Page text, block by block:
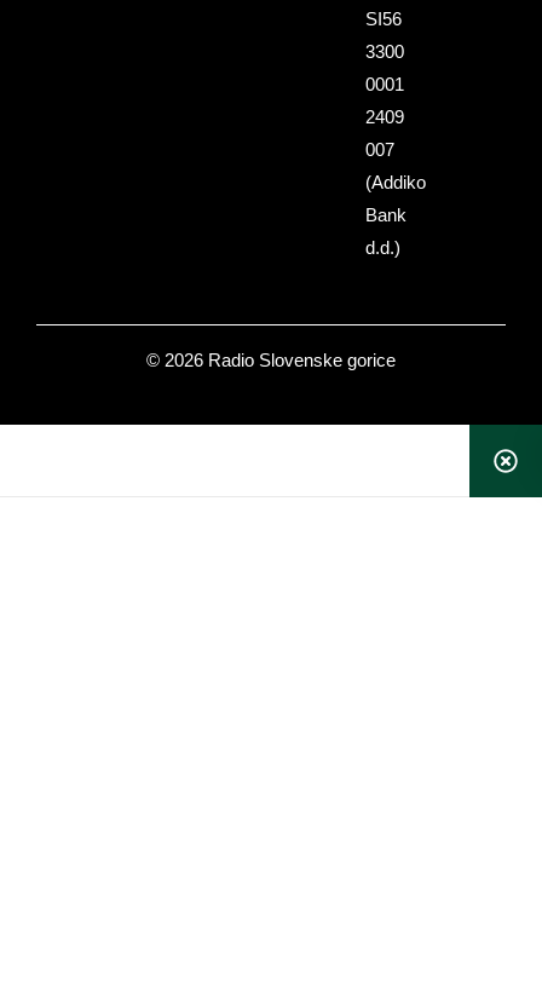
SI56
3300
0001
2409
007
(Addiko
Bank
d.d.)
© 2026 Radio Slovenske gorice